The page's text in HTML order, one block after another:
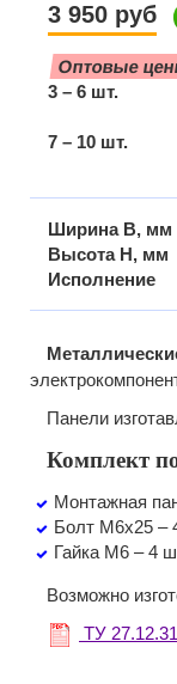
3 950 руб
Оптовые
3 – 6 шт.
7 – 10 шт.
Ширина B, мм
Высота H, мм
Исполнение
Панели
Комплект
Монтажная
Болт М6х25 –
Гайка М6 – 4
Возможно
ТУ